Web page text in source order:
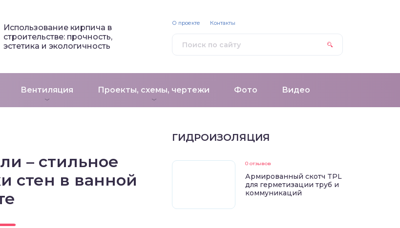
Использование кирпича в
строительстве: прочность,
эстетика и экологичность
Вентиляция Проекты, схемы, чертежи Фото Видео
О проекте Контакты
– стильное
стен в ванной
ГИДРОИЗОЛЯЦИЯ
0 отзывов
Армированный скотч TPL
для герметизации труб и
коммуникаций